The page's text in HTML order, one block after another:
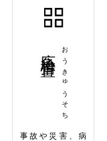
おうきゅうそち
事故や災害、病